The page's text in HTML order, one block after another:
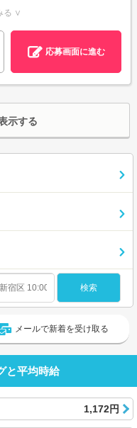
る ∨
応募画面に進む
示する
メールで新着を受け取る
と平均時給
1,172円